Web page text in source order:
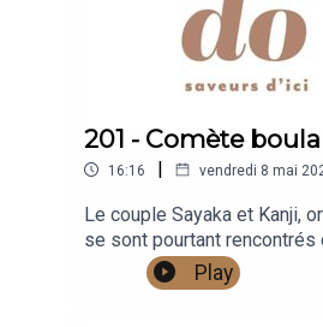
201 - Comète
16:16 | vendredi 8 mai
Le couple Sayaka et Kanji,
se sont pourtant rencontrés
s'installer à Montréal,
d'ouvrir une toute petite
Play